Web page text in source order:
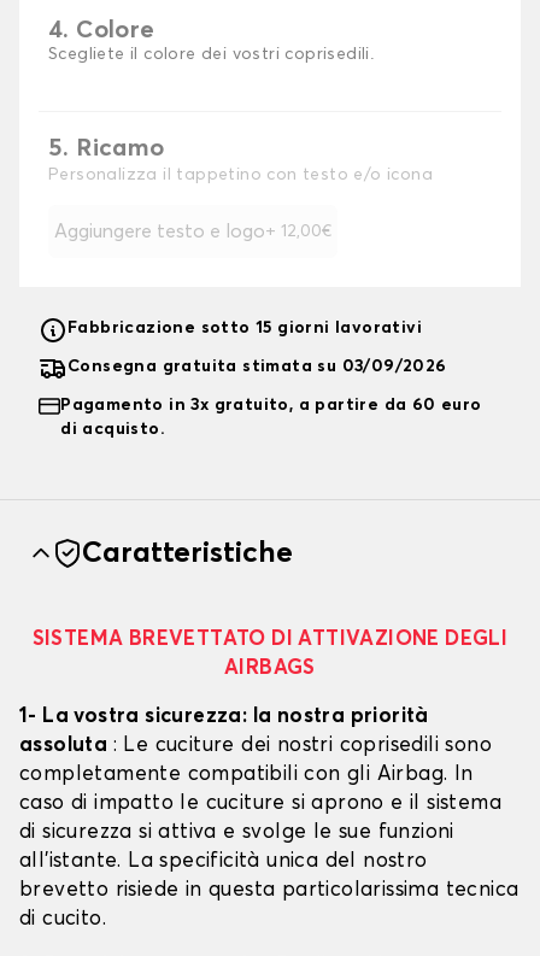
4. Colore
Scegliete il colore dei vostri coprisedili.
5. Ricamo
Personalizza il tappetino con testo e/o icona
Aggiungere testo e logo + 12,00€
Fabbricazione sotto 15 giorni lavorativi
Consegna gratuita stimata su 03/09/2026
Pagamento in 3x gratuito, a partire da 60 euro
di acquisto.
Caratteristiche
SISTEMA BREVETTATO DI ATTIVAZIONE DEGLI
AIRBAGS
1- La vostra sicurezza: la nostra priorità
assoluta : Le cuciture dei nostri coprisedili sono
completamente compatibili con gli Airbag. In
caso di impatto le cuciture si aprono e il sistema
di sicurezza si attiva e svolge le sue funzioni
all'istante. La specificità unica del nostro
brevetto risiede in questa particolarissima tecnica
di cucito.